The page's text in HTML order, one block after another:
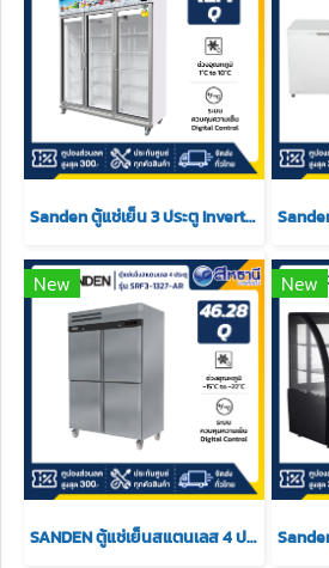
Sanden ตู้แช่เย็น 3 ประตู Inverter รุ่น YEM-1605i ขนาด 42.4Q สีขาว
New
SANDEN ตู้แช่เย็นสแตนเลส 4 ประตู แช่แข็ง รุ่น SRF3-1327-AR ขนาด 46.28 Q
New